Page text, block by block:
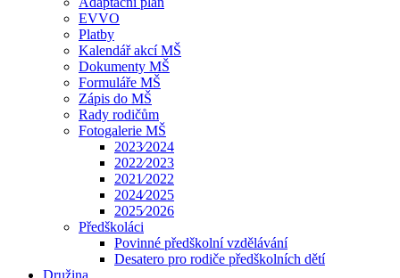
EVVO
Platby
Kalendář akcí MŠ
Dokumenty MŠ
Formuláře MŠ
Zápis do MŠ
Rady rodičům
Fotogalerie MŠ
2023⁄2024
2022⁄2023
2021⁄2022
2024⁄2025
2025⁄2026
Předškoláci
Povinné předškolní vzdělávání
Desatero pro rodiče předškolních dětí
Družina